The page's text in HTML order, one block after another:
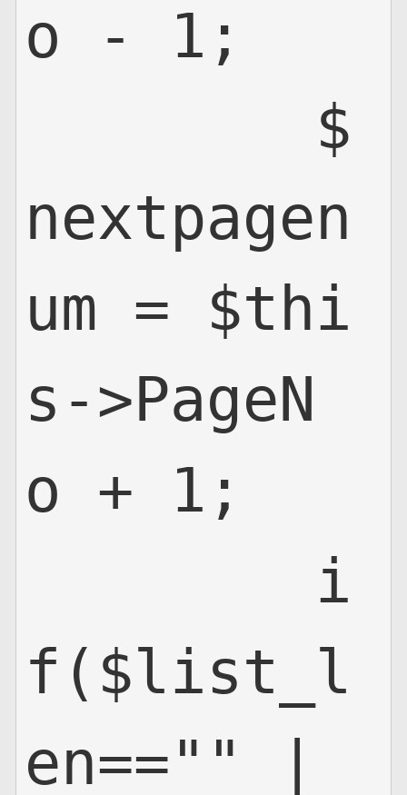
o - 1;
$
nextpagen
um = $thi
s->PageN
o + 1;
i
f($list_l
en=="" |